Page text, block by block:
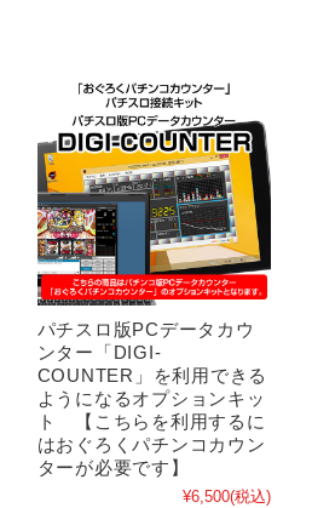
パチスロ版PCデータカウ
ンター「DIGI-
COUNTER」を利用できる
ようになるオプションキッ
ト 【こちらを利用するに
はおぐろくパチンコカウン
ターが必要です】
¥6,500(税込)